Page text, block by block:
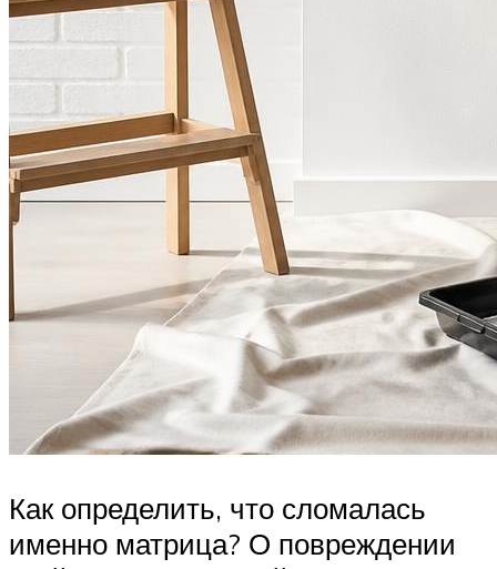
Как определить, что сломалась
именно матрица? О повреждении